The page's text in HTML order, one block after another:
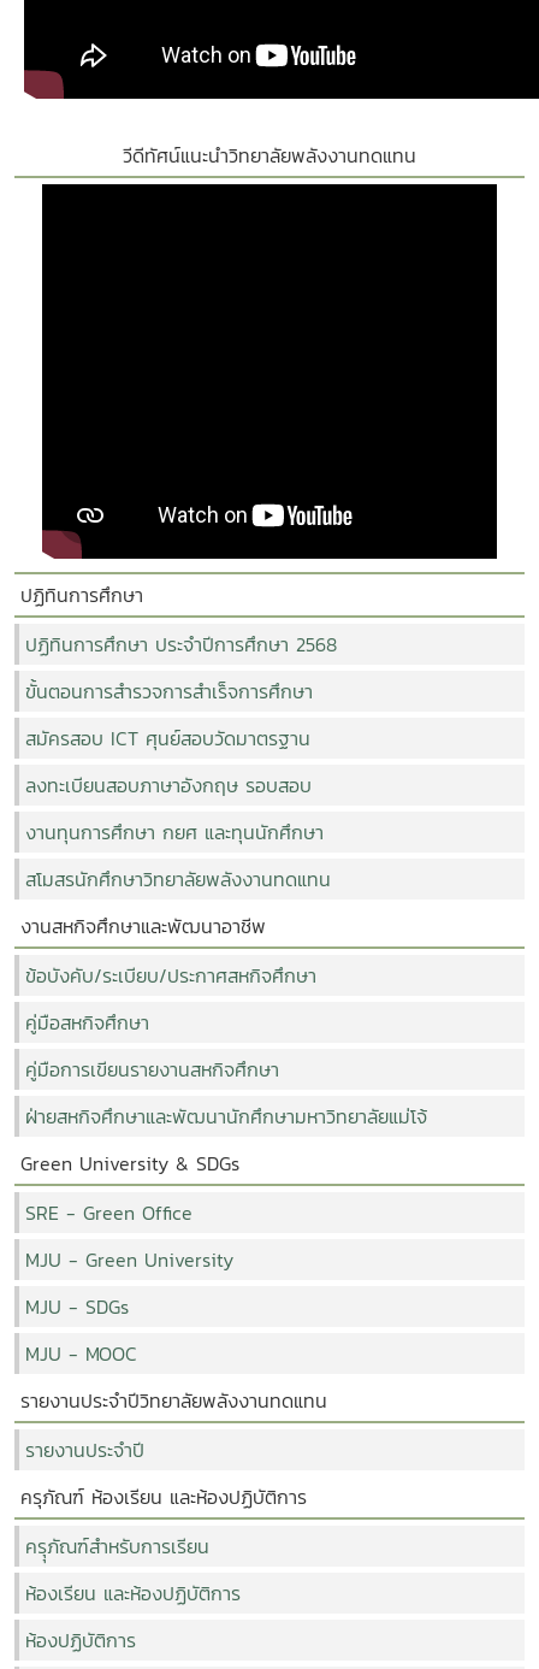
วีดีทัศน์แนะนำวิทยาลัยพลังงานทดแทน
ปฏิทินการศึกษา
ปฏิทินการศึกษา ประจำปีการศึกษา 2568
ขั้นตอนการสำรวจการสำเร็จการศึกษา
สมัครสอบ ICT ศุนย์สอบวัดมาตรฐาน
ลงทะเบียนสอบภาษาอังกฤษ รอบสอบ
งานทุนการศึกษา กยศ และทุนนักศึกษา
สโมสรนักศึกษาวิทยาลัยพลังงานทดแทน
งานสหกิจศึกษาและพัฒนาอาชีพ
ข้อบังคับ/ระเบียบ/ประกาศสหกิจศึกษา
คู่มือสหกิจศึกษา
คู่มือการเขียนรายงานสหกิจศึกษา
ฝ่ายสหกิจศึกษาและพัฒนานักศึกษามหาวิทยาลัยแม่โจ้
Green University & SDGs
SRE - Green Office
MJU - Green University
MJU - SDGs
MJU - MOOC
รายงานประจำปีวิทยาลัยพลังงานทดแทน
รายงานประจำปี
ครุภัณฑ์ ห้องเรียน และห้องปฏิบัติการ
ครุุภัณฑ์สำหรับการเรียน
ห้องเรียน และห้องปฏิบัติการ
ห้องปฏิบัติการ